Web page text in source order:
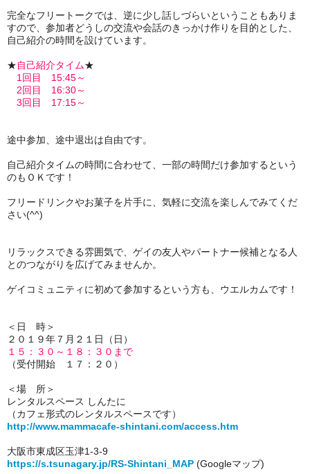
完全なフリートークでは、逆に少し話しづらいということもありま
すので、参加者どうしの交流や会話のきっかけ作りを目的とした、
自己紹介の時間を設けています。
★自己紹介タイム★
1回目
15:45～
2回目
16:30～
3回目 17:15～
途中参加、途中退出は自由です。
自己紹介タイムの時間に合わせて、一部の時間だけ参加するという
のもＯＫです！
フリードリンクやお菓子を片手に、気軽に交流を楽しんでみてくだ
さい(^^)
リラックスできる雰囲気で、ゲイの友人やパートナー候補となる人
とのつながりを広げてみませんか。
ゲイコミュニティに初めて参加するという方も、ウエルカムです！
＜日 時＞
２０１９年７月２１日（日）
１５ ：３０～１８ ：３０ まで
（受付開始 １７：２０）
＜場 所＞
レンタルスペース しんたに
（カフェ形式のレンタルスペースです）
http://www.mammacafe-shintani.com/access.htm
大阪市東成区玉津1-3-9
https://s.tsunagary.jp/RS-Shintani_MAP (Googleマップ)